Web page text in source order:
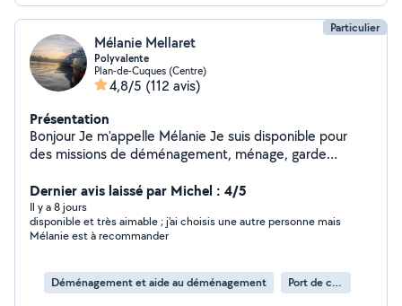
Particulier
Mélanie Mellaret
Polyvalente
Plan-de-Cuques (Centre)
4,8/5 (112 avis)
Présentation
Bonjour Je m'appelle Mélanie Je suis disponible pour
des missions de déménagement, ménage, garde
Dernier avis laissé par Michel : 4/5
Il y a 8 jours
disponible et très aimable ; j'ai choisis une autre personne mais
Mélanie est à recommander
Déménagement et aide au déménagement Port de cartons